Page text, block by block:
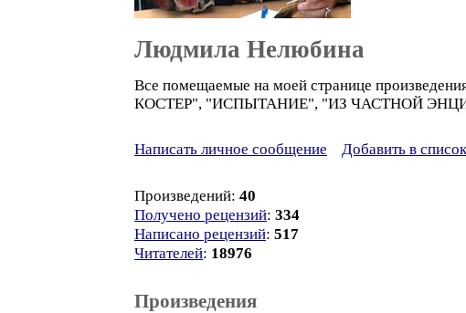
Людмила Нелюбина
Все помещаемые на моей странице
КОСТЕР", "ИСПЫТАНИЕ", "ИЗ ЧАСТНОЙ
Написать личное сообщение Добавить в
Произведений: 40
Получено рецензий: 334
Написано рецензий: 517
Читателей: 18976
Произведения